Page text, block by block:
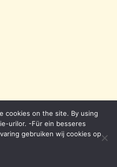
cookies on the site. By using
urilor. -Für ein besseres
gebruiken wij cookies op